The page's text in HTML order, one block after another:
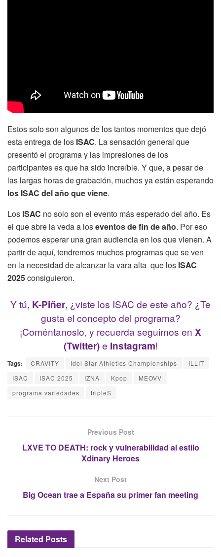
Estos solo son algunos de los tantos momentos que dejó
esta entrega de los ISAC. La sensación general que
presentó el programa y las impresiones de los
participantes es que ha sido increíble. Y que, a pesar de
las largas horas de grabación, muchos ya están esperando
los ISAC del año que viene.
Los ISAC no solo son el evento más esperado del año. Es
el que abre la veda a loseventos de fin de año. Por eso
podemos esperar una gran audiencia en los que vienen. A
partir de aquí, tendremos muchos programas que se ven
en la necesidad de alcanzar la vara alta que los ISAC
2025consiguieron.
Y tú, K-Piñer, ¿viste los ISAC de este año? ¿Te
gusta el concepto del programa?
¡Coméntanoslo, y recuerda seguirnos en X
(Twitter)e Instagram!
Tags: CRAVITY Idol Star Athletics Championships
ILLIT
ISAC
ISAC 2025 IZNA Kpop
MEOVV
programa variedades
tripleS
Previous Post
LXVE TO DEATH: rock y vulnerabilidad al estilo
Xdinary Heroes
Next Post
Big Ocean trae a España su primer fan meeting
Related Posts